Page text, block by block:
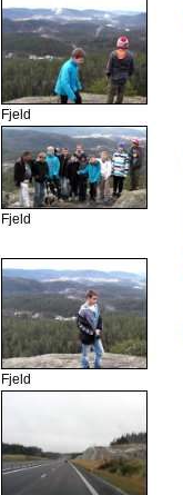
Fjeld
Fjeld
Fjeld